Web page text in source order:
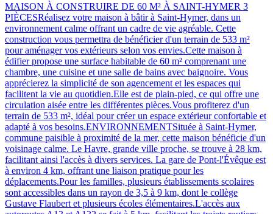
MAISON À CONSTRUIRE DE 60 M² À SAINT-HYMER 3
PIÈCESRéalisez votre maison à bâtir à Saint-Hymer, dans un
environnement calme offrant un cadre de vie agréable. Cette
construction vous permettra de bénéficier d'un terrain de 533 m²
pour aménager vos extérieurs selon vos envies.Cette maison à
édifier propose une surface habitable de 60 m² comprenant une
chambre, une cuisine et une salle de bains avec baignoire. Vous
apprécierez la simplicité de son agencement et les espaces qui
facilitent la vie au quotidien.Elle est de plain-pied, ce qui offre une
circulation aisée entre les différentes pièces.Vous profiterez d'un
terrain de 533 m², idéal pour créer un espace extérieur confortable et
adapté à vos besoins.ENVIRONNEMENTSituée à Saint-Hymer,
commune paisible à proximité de la mer, cette maison bénéficie d'un
voisinage calme. Le Havre, grande ville proche, se trouve à 28 km,
facilitant ainsi l'accès à divers services. La gare de Pont-l'Évêque est
à environ 4 km, offrant une liaison pratique pour les
déplacements.Pour les familles, plusieurs établissements scolaires
sont accessibles dans un rayon de 3,5 à 9 km, dont le collège
Gustave Flaubert et plusieurs écoles élémentaires.L'accès aux